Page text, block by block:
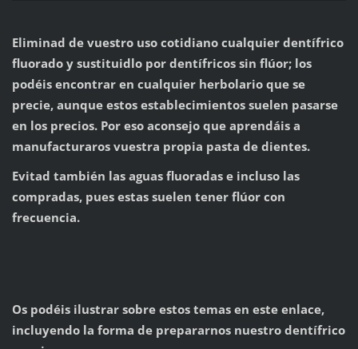
Eliminad de vuestro uso cotidiano cualquier dentífrico
fluorado y sustituidlo por dentífricos sin flúor; los
podéis encontrar en cualquier herbolario que se
precie, aunque estos establecimientos suelen pasarse
en los precios. Por eso aconsejo que aprendáis a
manufacturaros vuestra propia pasta de dientes.
Evitad también las aguas fluoradas e incluso las
compradas, pues estas suelen tener flúor con
frecuencia.
Os podéis ilustrar sobre estos temas en este enlace,
incluyendo la forma de prepararnos nuestro dentífrico